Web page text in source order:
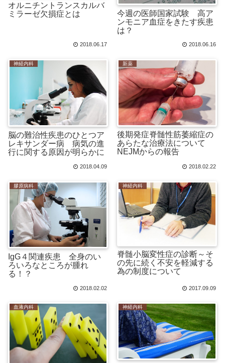
オルニチントランスカルバ
ミラーゼ欠損症とは
2018.06.17
今週の医師国家試験 高ア
ンモニア血症をきたす疾患
は？
2018.06.16
神経内科
脳の難治性疾患のひとつア
レキサンダー病 病気の進
行に関する原因が明らかに
2018.04.09
新薬
後期発症脊髄性筋萎縮症の
あらたな治療法について
NEJMからの報告
2018.02.22
膠原病科
IgG４関連疾患 全身のい
ろいろなところが腫れ
る！？
2018.02.02
神経内科
脊髄小脳変性症の診断～そ
の先に続く不安を軽減する
為の制度について
2017.09.09
血液内科 神経内科